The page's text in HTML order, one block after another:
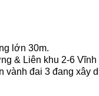
lớn 30m.
& Liên khu 2-6
vành đai 3 đang xây